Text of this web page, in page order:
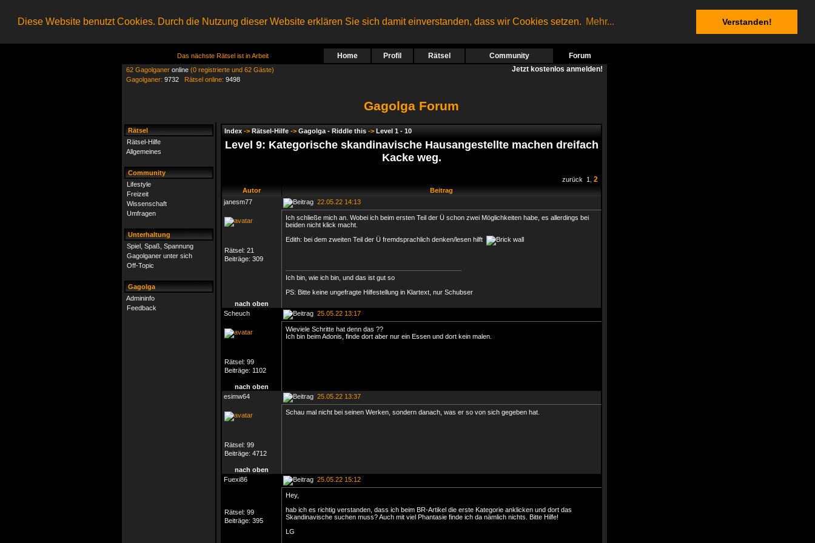
Diese Website benutzt Cookies. Durch die Nutzung dieser Website erklären Sie sich damit einverstanden, dass wir Cookies setzen. Mehr... Verstanden!
Das nächste Rätsel ist in Arbeit Home Profil Rätsel Community Forum
62 Gagolganer online (0 registrierte und 62 Gäste)
Gagolganer: 9732 Rätsel online: 9498
Jetzt kostenlos anmelden!
Gagolga Forum
Rätsel
Rätsel-Hilfe
Allgemeines
Community
Lifestyle
Freizeit
Wissenschaft
Umfragen
Unterhaltung
Spiel, Spaß, Spannung
Gagolganer unter sich
Off-Topic
Gagolga
Admininfo
Feedback
Index -> Rätsel-Hilfe -> Gagolga - Riddle this -> Level 1 - 10
Level 9: Kategorische skandinavische Hausangestellte machen dreifach
Kacke weg.
zurück 1 2
Autor
Beitrag
janesm77
22.05.22 14:13
Rätsel: 21
Beiträge: 309
Ich schließe mich an. Wobei ich beim ersten Teil der Ü schon zwei Möglichkeiten habe, es allerdings bei
beiden nicht klick macht.
Edith: bei dem zweiten Teil der Ü fremdsprachlich denken/lesen hilft
Ich bin, wie ich bin, und das ist gut so
PS: Bitte keine ungefragte Hilfestellung in Klartext, nur Schubser
nach oben
Scheuch
25.05.22 13:17
Rätsel: 99
Beiträge: 1102
Wieviele Schritte hat denn das ??
Ich bin beim Adonis, finde dort aber nur ein Essen und dort kein malen.
nach oben
esimw64
25.05.22 13:37
Rätsel: 99
Beiträge: 4712
Schau mal nicht bei seinen Werken, sondern danach, was er so von sich gegeben hat.
nach oben
Fuexi86
25.05.22 15:12
Rätsel: 99
Beiträge: 395
Hey,
hab ich es richtig verstanden, dass ich beim BR-Artikel die erste Kategorie anklicken und dort das
Skandinavische suchen muss? Auch mit viel Phantasie finde ich da nämlich nichts. Bitte Hilfe!
LG